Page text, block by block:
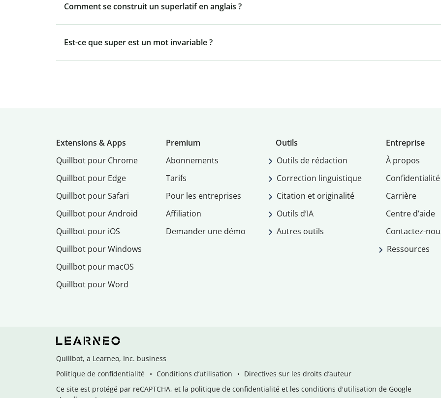
Comment se construit un superlatif en anglais ?
Est-ce que super est un mot invariable ?
Extensions & Apps
Quillbot pour Chrome
Quillbot pour Edge
Quillbot pour Safari
Quillbot pour Android
Quillbot pour iOS
Quillbot pour Windows
Quillbot pour macOS
Quillbot pour Word
Premium
Abonnements
Tarifs
Pour les entreprises
Affiliation
Demander une démo
Outils
Outils de rédaction
Correction linguistique
Citation et originalité
Outils d’IA
Autres outils
Entreprise
À propos
Confidentialité
Carrière
Centre d’aide
Contactez-
Ressources
Quillbot, a Learneo, Inc. business
Politique de confidentialité
Conditions d’utilisation
Directives sur les droits d’auteur
Ce site est protégé par reCAPTCHA, et la politique de confidentialité et les conditions d'utilisation de Google